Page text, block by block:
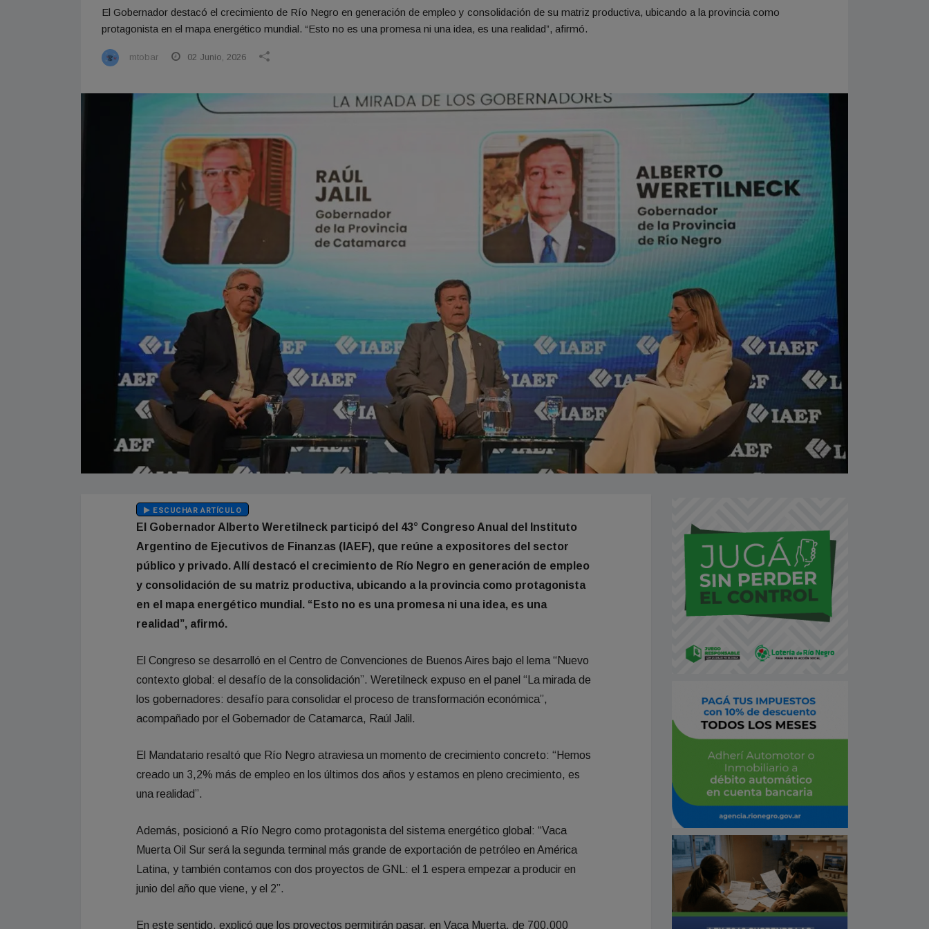
El Gobernador destacó el crecimiento de Río Negro en generación de empleo y consolidación de su matriz productiva, ubicando a la provincia como
protagonista en el mapa energético mundial. “Esto no es una promesa ni una idea, es una realidad”, afirmó.
mtobar 02 Junio, 2026
ESCUCHAR ARTÍCULO
El Gobernador Alberto Weretilneck participó del 43° Congreso Anual del Instituto
Argentino de Ejecutivos de Finanzas (IAEF), que reúne a expositores del sector
público y privado. Allí destacó el crecimiento de Río Negro en generación de empleo
y consolidación de su matriz productiva, ubicando a la provincia como protagonista
en el mapa energético mundial. “Esto no es una promesa ni una idea, es una
realidad”, afirmó.
El Congreso se desarrolló en el Centro de Convenciones de Buenos Aires bajo el lema “Nuevo
contexto global: el desafío de la consolidación”. Weretilneck expuso en el panel “La mirada de
los gobernadores: desafío para consolidar el proceso de transformación económica”,
acompañado por el Gobernador de Catamarca, Raúl Jalil.
El Mandatario resaltó que Río Negro atraviesa un momento de crecimiento concreto: “Hemos
creado un 3,2% más de empleo en los últimos dos años y estamos en pleno crecimiento, es
una realidad”.
Además, posicionó a Río Negro como protagonista del sistema energético global: “Vaca
Muerta Oil Sur será la segunda terminal más grande de exportación de petróleo en América
Latina, y también contamos con dos proyectos de GNL: el 1 espera empezar a producir en
junio del año que viene, y el 2”.
En este sentido, explicó que los proyectos permitirán pasar, en Vaca Muerta, de 700.000